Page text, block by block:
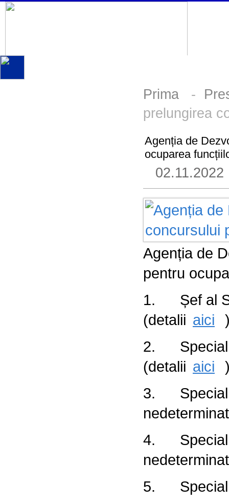
Prima -
prelungirea
Agenția de
ocuparea
02.11.2022
Agenția de
pentru
1. Șef al
(detalii aici
2.
(detalii aici
3.
4.
5.